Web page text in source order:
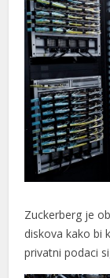
Zuckerberg je
diskova kako bi
privatni podaci